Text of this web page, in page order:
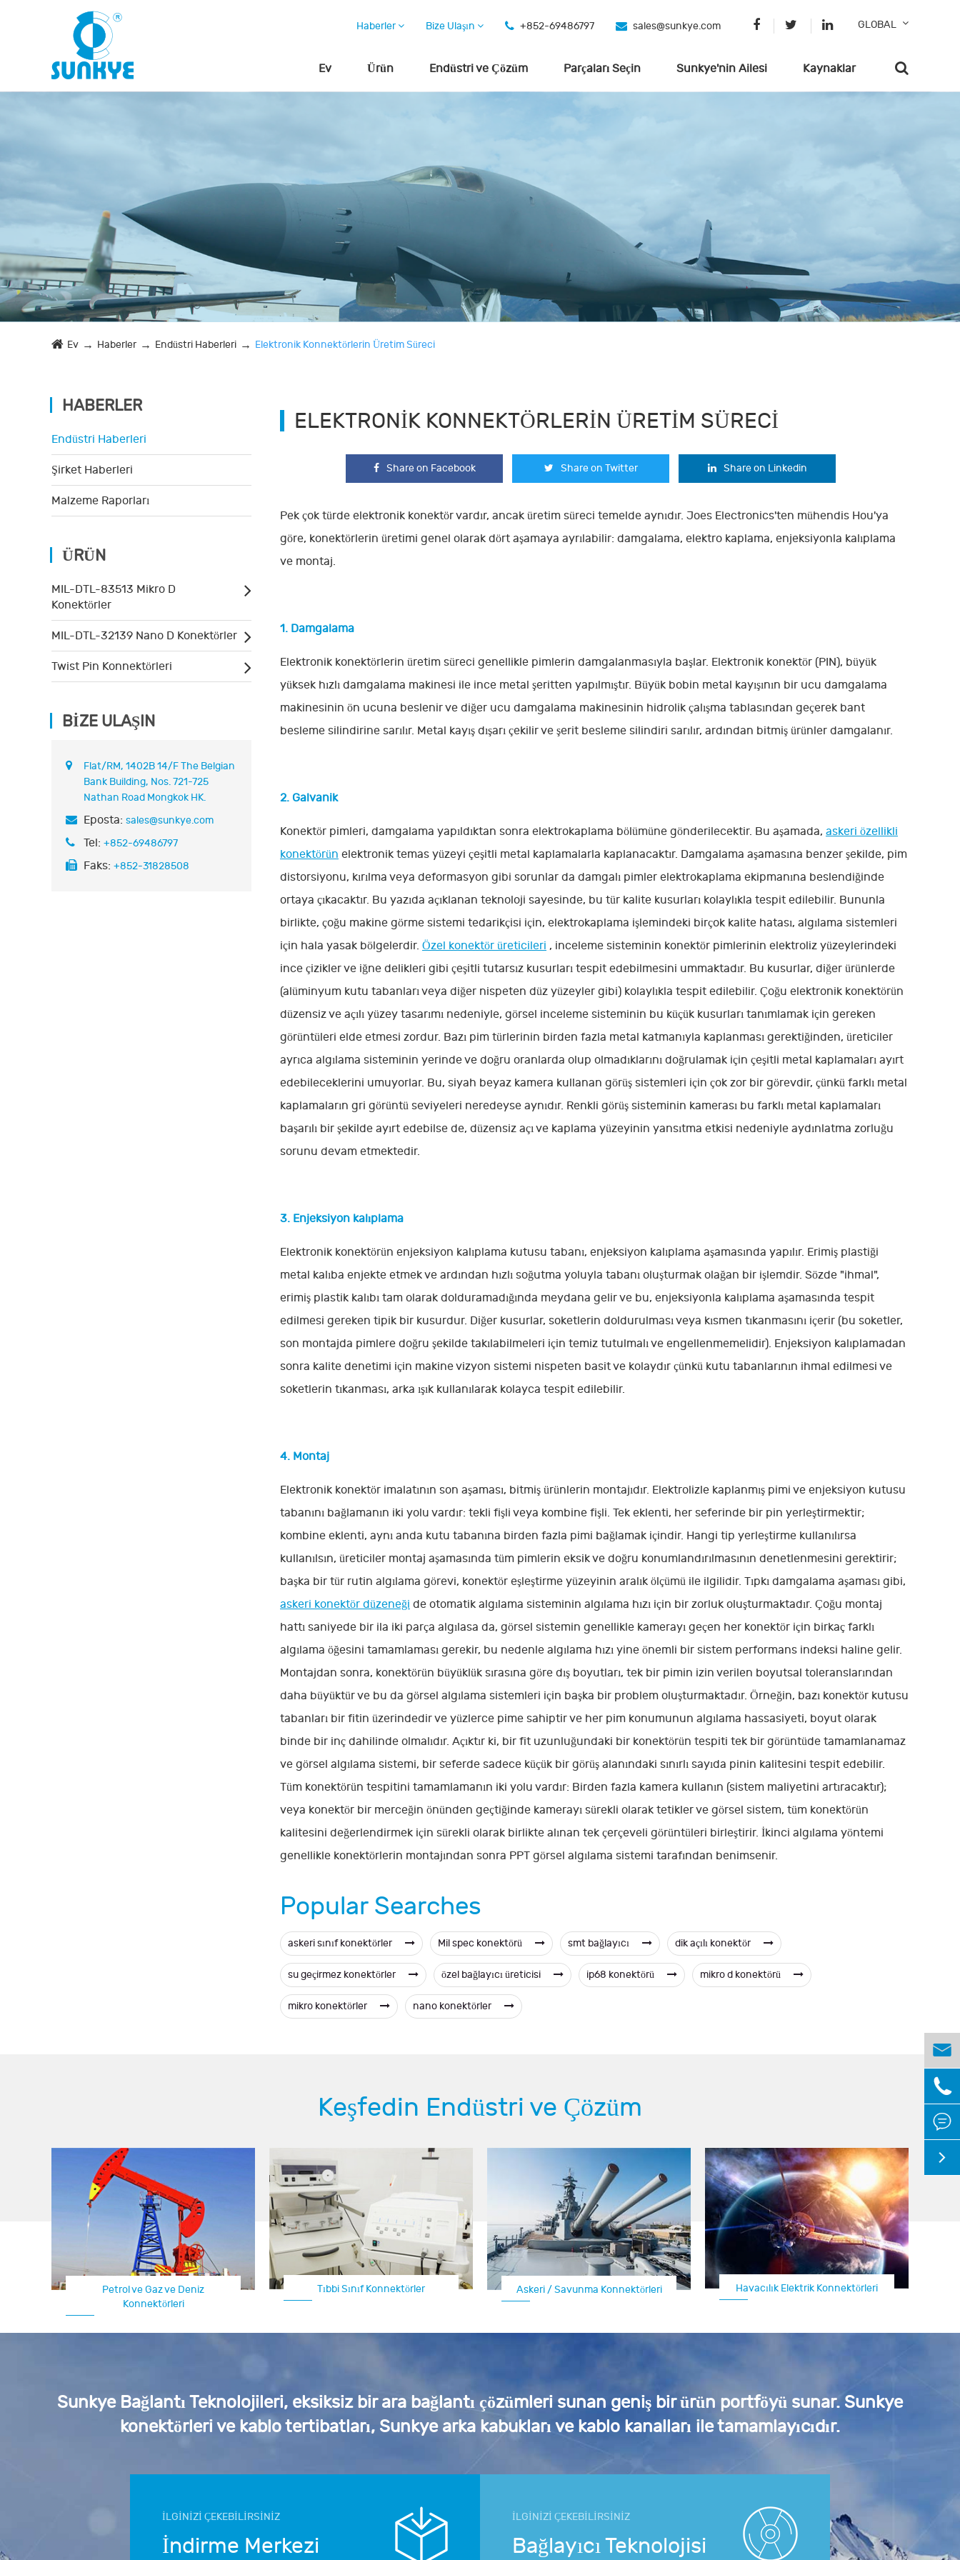
Haberler Bize Ulaşın +852-69486797 sales@sunkye.com GLOBAL
Ev Ürün Endüstri ve Çözüm Parçaları Seçin Sunkye'nin Ailesi Kaynaklar
Ev Haberler Endüstri Haberleri Elektronik Konnektörlerin Üretim Süreci
HABERLER
Endüstri Haberleri
Şirket Haberleri
Malzeme Raporları
ÜRÜN
MIL-DTL-83513 Mikro D
Konektörler
MIL-DTL-32139 Nano D Konektörler
Twist Pin Konnektörleri
BIZE ULAŞIN
Flat/RM, 1402B 14/F The Belgian
Bank Building, Nos. 721-725
Nathan Road Mongkok HK.
Eposta: sales@sunkye.com
Tel: +852-69486797
Faks: +852-31828508
ELEKTRONIK KONNEKTÖRLERIN ÜRETIM SÜRECI
Share on Facebook Share on Twitter Share on Linkedin
Pek çok türde elektronik konektör vardır, ancak üretim süreci temelde aynıdır. Joes Electronics'ten mühendis Hou'ya
göre, konektörlerin üretimi genel olarak dört aşamaya ayrılabilir: damgalama, elektro kaplama, enjeksiyonla kalıplama
ve montaj.
1. Damgalama
Elektronik konektörlerin üretim süreci genellikle pimlerin damgalanmasıyla başlar. Elektronik konektör (PIN), büyük
yüksek hızlı damgalama makinesi ile ince metal şeritten yapılmıştır. Büyük bobin metal kayışının bir ucu damgalama
makinesinin ön ucuna beslenir ve diğer ucu damgalama makinesinin hidrolik çalışma tablasından geçerek bant
besleme silindirine sarılır. Metal kayış dışarı çekilir ve şerit besleme silindiri sarılır, ardından bitmiş ürünler damgalanır.
2. Galvanik
Konektör pimleri, damgalama yapıldıktan sonra elektrokaplama bölümüne gönderilecektir. Bu aşamada, askeri özellikli
konektörün elektronik temas yüzeyi çeşitli metal kaplamalarla kaplanacaktır. Damgalama aşamasına benzer şekilde, pim
distorsiyonu, kırılma veya deformasyon gibi sorunlar da damgalı pimler elektrokaplama ekipmanına beslendiğinde
ortaya çıkacaktır. Bu yazıda açıklanan teknoloji sayesinde, bu tür kalite kusurları kolaylıkla tespit edilebilir. Bununla
birlikte, çoğu makine görme sistemi tedarikçisi için, elektrokaplama işlemindeki birçok kalite hatası, algılama sistemleri
için hala yasak bölgelerdir. Özel konektör üreticileri , inceleme sisteminin konektör pimlerinin elektroliz yüzeylerindeki
ince çizikler ve iğne delikleri gibi çeşitli tutarsız kusurları tespit edebilmesini ummaktadır. Bu kusurlar, diğer ürünlerde
(alüminyum kutu tabanları veya diğer nispeten düz yüzeyler gibi) kolaylıkla tespit edilebilir. Çoğu elektronik konektörün
düzensiz ve açılı yüzey tasarımı nedeniyle, görsel inceleme sisteminin bu küçük kusurları tanımlamak için gereken
görüntüleri elde etmesi zordur. Bazı pim türlerinin birden fazla metal katmanıyla kaplanması gerektiğinden, üreticiler
ayrıca algılama sisteminin yerinde ve doğru oranlarda olup olmadıklarını doğrulamak için çeşitli metal kaplamaları ayırt
edebileceklerini umuyorlar. Bu, siyah beyaz kamera kullanan görüş sistemleri için çok zor bir görevdir, çünkü farklı metal
kaplamaların gri görüntü seviyeleri neredeyse aynıdır. Renkli görüş sisteminin kamerası bu farklı metal kaplamaları
başarılı bir şekilde ayırt edebilse de, düzensiz açı ve kaplama yüzeyinin yansıtma etkisi nedeniyle aydınlatma zorluğu
sorunu devam etmektedir.
3. Enjeksiyon kalıplama
Elektronik konektörün enjeksiyon kalıplama kutusu tabanı, enjeksiyon kalıplama aşamasında yapılır. Erimiş plastiği
metal kalıba enjekte etmek ve ardından hızlı soğutma yoluyla tabanı oluşturmak olağan bir işlemdir. Sözde "ihmal",
erimiş plastik kalıbı tam olarak dolduramadığında meydana gelir ve bu, enjeksiyonla kalıplama aşamasında tespit
edilmesi gereken tipik bir kusurdur. Diğer kusurlar, soketlerin doldurulması veya kısmen tıkanmasını içerir (bu soketler,
son montajda pimlere doğru şekilde takılabilmeleri için temiz tutulmalı ve engellenmemelidir). Enjeksiyon kalıplamadan
sonra kalite denetimi için makine vizyon sistemi nispeten basit ve kolaydır çünkü kutu tabanlarının ihmal edilmesi ve
soketlerin tıkanması, arka ışık kullanılarak kolayca tespit edilebilir.
4. Montaj
Elektronik konektör imalatının son aşaması, bitmiş ürünlerin montajıdır. Elektrolizle kaplanmış pimi ve enjeksiyon kutusu
tabanını bağlamanın iki yolu vardır: tekli fişli veya kombine fişli. Tek eklenti, her seferinde bir pin yerleştirmektir;
kombine eklenti, aynı anda kutu tabanına birden fazla pimi bağlamak içindir. Hangi tip yerleştirme kullanılırsa
kullanılsın, üreticiler montaj aşamasında tüm pimlerin eksik ve doğru konumlandırılmasının denetlenmesini gerektirir;
başka bir tür rutin algılama görevi, konektör eşleştirme yüzeyinin aralık ölçümü ile ilgilidir. Tıpkı damgalama aşaması gibi,
askeri konektör düzeneği de otomatik algılama sisteminin algılama hızı için bir zorluk oluşturmaktadır. Çoğu montaj
hattı saniyede bir ila iki parça algılasa da, görsel sistemin genellikle kamerayı geçen her konektör için birkaç farklı
algılama öğesini tamamlaması gerekir, bu nedenle algılama hızı yine önemli bir sistem performans indeksi haline gelir.
Montajdan sonra, konektörün büyüklük sırasına göre dış boyutları, tek bir pimin izin verilen boyutsal toleranslarından
daha büyüktür ve bu da görsel algılama sistemleri için başka bir problem oluşturmaktadır. Örneğin, bazı konektör kutusu
tabanları bir fitin üzerindedir ve yüzlerce pime sahiptir ve her pim konumunun algılama hassasiyeti, boyut olarak
binde bir inç dahilinde olmalıdır. Açıktır ki, bir fit uzunluğundaki bir konektörün tespiti tek bir görüntüde tamamlanamaz
ve görsel algılama sistemi, bir seferde sadece küçük bir görüş alanındaki sınırlı sayıda pinin kalitesini tespit edebilir.
Tüm konektörün tespitini tamamlamanın iki yolu vardır: Birden fazla kamera kullanın (sistem maliyetini artıracaktır);
veya konektör bir merceğin önünden geçtiğinde kamerayı sürekli olarak tetikler ve görsel sistem, tüm konektörün
kalitesini değerlendirmek için sürekli olarak birlikte alınan tek çerçeveli görüntüleri birleştirir. İkinci algılama yöntemi
genellikle konektörlerin montajından sonra PPT görsel algılama sistemi tarafından benimsenir.
Popular Searches
askeri sınıf konektörler Mil spec konektörü smt bağlayıcı dik açılı konektör
su geçirmez konektörler özel bağlayıcı üreticisi ip68 konektörü mikro d konektörü
mikro konektörler nano konektörler
Keşfedin Endüstri ve Çözüm
Petrol ve Gaz ve Deniz
Konnektörleri
Tıbbi Sınıf Konnektörler Askeri / Savunma Konnektörleri
Otomotiv Elektrik Konnektörleri Havacılık Elektrik Konnektörleri Uçak Konnektörü / İHA Konnektörü
Sunkye Bağlantı Teknolojileri, eksiksiz bir ara bağlantı çözümleri sunan geniş bir ürün portföyü sunar. Sunkye
konektörleri ve kablo tertibatları, Sunkye arka kabukları ve kablo kanalları ile tamamlayıcıdır.
İLGİNİZİ ÇEKEBİLİRSİNİZ
İndirme Merkezi
İLGİNİZİ ÇEKEBİLİRSİNİZ
Bağlayıcı Teknolojisi



